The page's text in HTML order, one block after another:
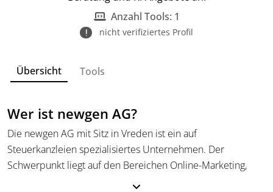
Anzahl Tools: 1
nicht verifiziertes Profil
Übersicht Tools
Wer ist newgen AG?
Die newgen AG mit Sitz in Vreden ist ein auf
Steuerkanzleien spezialisiertes Unternehmen. Der
Schwerpunkt liegt auf den Bereichen Online-Marketing,